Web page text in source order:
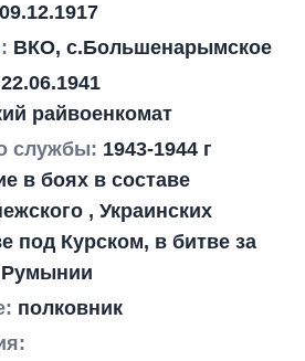
09.12.1917
ВКО, с.Большенарымское
22.06.1941
райвоенкомат
службы: 1943-1944 г
в боях в составе
, Украинских
под Курском, в битве за
Румынии
полковник